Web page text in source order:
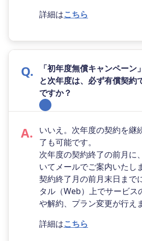
詳細はこちら
「初年度無償キャンペーン
と次年度は、必ず有償契約
ですか？
いいえ。次年度の契約を継
了も可能です。
次年度の契約終了の前月に
いてメールでご案内いたし
契約終了月の前月末日まで
タル（Web）上でサービス
や解約、プラン変更が行え
詳細はこちら